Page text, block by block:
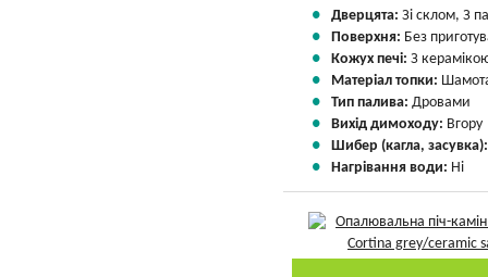
Дверцята: Зі склом, З
Поверхня: Без
Кожух печі: З
Матеріал топки:
Тип палива: Дровами
Вихід димоходу: Вгору
Шибер (кагла,
Нагрівання води: Ні